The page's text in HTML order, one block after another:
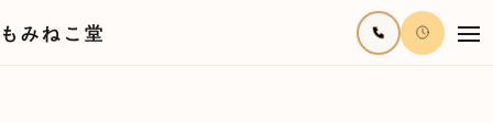
もみねこ堂